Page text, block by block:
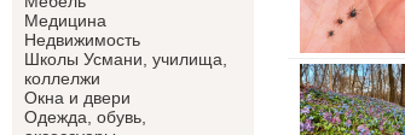
Медицина
Недвижимость
Школы Усмани, училища,
коллелжи
Окна и двери
Одежда, обувь,